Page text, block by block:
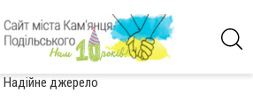
Надійне джерело